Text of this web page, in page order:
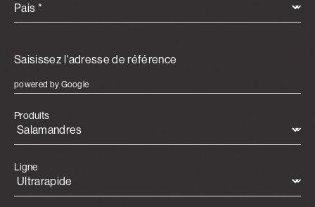
Pais *
powered by Google
Produits
Ligne